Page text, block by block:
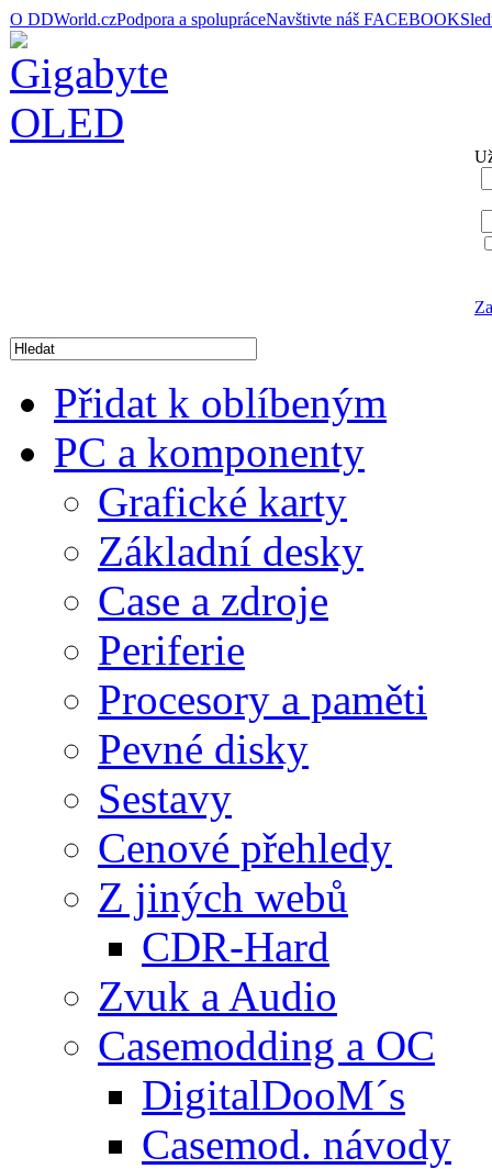
O DDWorld.czPodpora a spolupráceNavštivte náš FACEBOOK
Přidat k oblíbeným
PC a komponenty
Grafické karty
Základní desky
Case a zdroje
Periferie
Procesory a paměti
Pevné disky
Sestavy
Cenové přehledy
Z jiných webů
CDR-Hard
Zvuk a Audio
Casemodding a OC
DigitalDooM´s
Casemod. návody